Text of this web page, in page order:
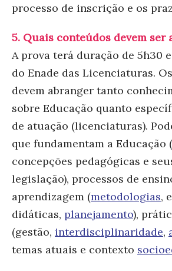
processo de inscrição e os
5. Quais conteúdos devem ser
A prova terá duração de 5h30
do Enade das Licenciaturas.
devem abranger tanto
sobre Educação quanto
de atuação (licenciaturas).
que fundamentam a Educação
concepções pedagógicas e
legislação), processos de
aprendizagem (metodologias,
didáticas, planejamento),
(gestão, interdisciplinaridade,
temas atuais e contexto